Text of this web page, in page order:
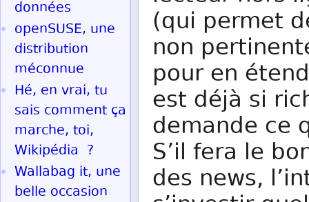
(qui permet
non
pour en
est déjà si
demande ce
S’il fera le
des news,
données
openSUSE, une
distribution
méconnue
Hé, en vrai, tu
sais comment ça
marche, toi,
Wikipédia ?
Wallabag it, une
belle occasion